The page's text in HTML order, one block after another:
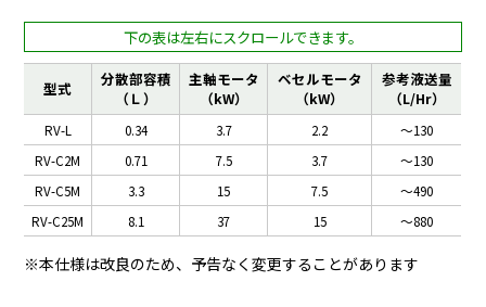
型式
分散部容積
（Ｌ）
主軸モータ
（kW）
ベセルモータ
（kW）
参考液送量
（L/Hr）
RV-L 0.34 3.7 2.2
～130
RV-C2M
0.71 7.5 3.7
～130
RV-C5M
3.3 15 7.5
～490
RV-C25M
8.1 37 15 ～880
※本仕様は改良のため、予告なく変更することがあります